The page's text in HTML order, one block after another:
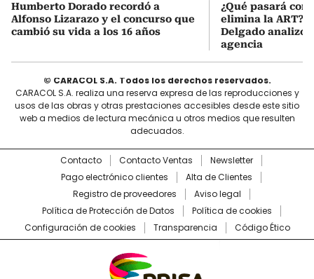
Humberto Dorado recordó a
Alfonso Lizarazo y el concurso que
cambió su vida a los 16 años
¿Qué pasará con
elimina la ART?
Delgado analizó
agencia
© CARACOL S.A. Todos los derechos reservados.
CARACOL S.A. realiza una reserva expresa de las reproducciones y
usos de las obras y otras prestaciones accesibles desde este sitio
web a medios de lectura mecánica u otros medios que resulten
adecuados.
Contacto Contacto Ventas
Newsletter
Pago electrónico clientes
Alta de Clientes
Registro de proveedores
Aviso legal
Política de Protección de Datos
Política de cookies
Configuración de cookies
Transparencia Código Ético